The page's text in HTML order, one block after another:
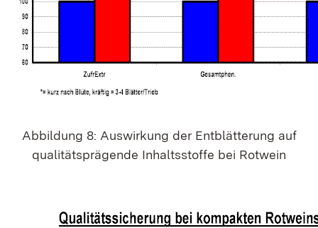
Abbildung 8: Auswirkung der Entblätterung auf
qualitätsprägende Inhaltsstoffe bei Rotwein